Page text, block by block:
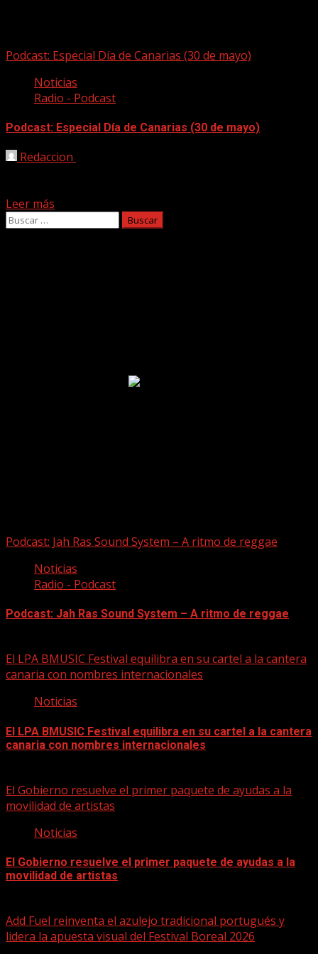
Podcast: Especial Día de Canarias (30 de mayo)
Noticias
Radio - Podcast
Podcast: Especial Día de Canarias (30 de mayo)
Redaccion
Leer más
Buscar:
Podcast: Jah Ras Sound System – A ritmo de reggae
Noticias
Radio - Podcast
Podcast: Jah Ras Sound System – A ritmo de reggae
El LPA BMUSIC Festival equilibra en su cartel a la cantera
canaria con nombres internacionales
Noticias
El LPA BMUSIC Festival equilibra en su cartel a la cantera
canaria con nombres internacionales
El Gobierno resuelve el primer paquete de ayudas a la
movilidad de artistas
Noticias
El Gobierno resuelve el primer paquete de ayudas a la
movilidad de artistas
Add Fuel reinventa el azulejo tradicional portugués y
lidera la apuesta visual del Festival Boreal 2026